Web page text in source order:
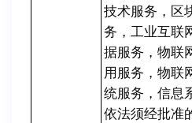
技术服务，区
务，工业互联
据服务，物联
用服务，物联
统服务，信息
依法须经批准